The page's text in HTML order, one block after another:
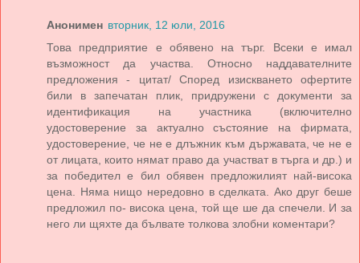
Анонимен вторник, 12 юли, 2016
Това предприятие е обявено на търг. Всеки е имал
възможност да участва. Относно наддавателните
предложения - цитат/ Според изискването офертите
били в запечатан плик, придружени с документи за
идентификация на участника (включително
удостоверение за актуално състояние на фирмата,
удостоверение, че не е длъжник към държавата, че не е
от лицата, които нямат право да участват в търга и др.) и
за победител е бил обявен предложилият най-висока
цена. Няма нищо нередовно в сделката. Ако друг беше
предложил по- висока цена, той ще ше да спечели. И за
него ли щяхте да бълвате толкова злобни коментари?